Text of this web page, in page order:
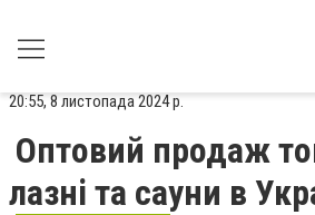
20:55, 8 листопада 2024 р.
Оптовий продаж
лазні та сауни в